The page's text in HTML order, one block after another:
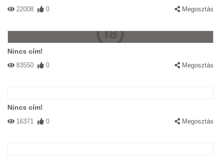
22008 0 Megosztás
Nincs cím!
83550 0 Megosztás
Nincs cím!
16371 0 Megosztás